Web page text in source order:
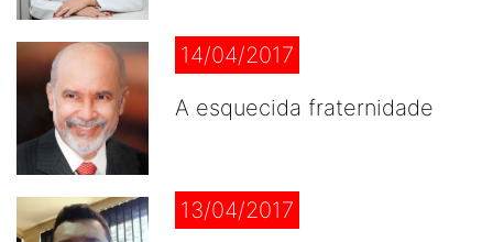
14/04/2017
A esquecida fraternidade
13/04/2017